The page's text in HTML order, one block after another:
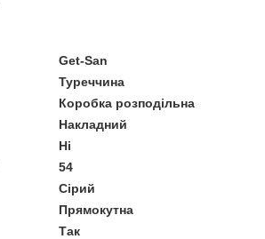
Get-San
Туреччина
Коробка розподільна
Накладний
Ні
54
Сірий
Прямокутна
Так